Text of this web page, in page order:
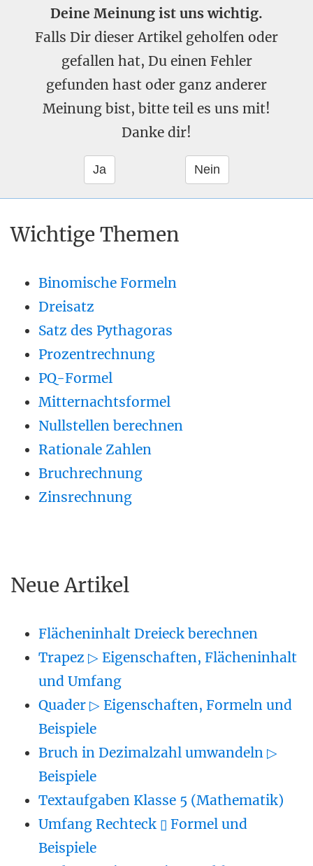
Deine Meinung ist uns wichtig.
Falls Dir dieser Artikel geholfen oder
gefallen hat, Du einen Fehler
gefunden hast oder ganz anderer
Meinung bist, bitte teil es uns mit!
Danke dir!
Wichtige Themen
Binomische Formeln
Dreisatz
Satz des Pythagoras
Prozentrechnung
PQ-Formel
Mitternachtsformel
Nullstellen berechnen
Rationale Zahlen
Bruchrechnung
Zinsrechnung
Neue Artikel
Flächeninhalt Dreieck berechnen
Trapez ▷ Eigenschaften, Flächeninhalt
und Umfang
Quader ▷ Eigenschaften, Formeln und
Beispiele
Bruch in Dezimalzahl umwandeln ▷
Beispiele
Textaufgaben Klasse 5 (Mathematik)
Umfang Rechteck ▯ Formel und
Beispiele